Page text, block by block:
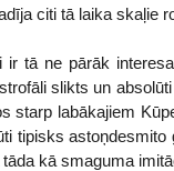
citi tā laika skaļie
tā ne pārāk
slikts un
starp labākajiem
tipisks
kā smaguma